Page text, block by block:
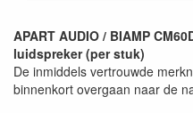
APART AUDIO / BIAMP
luidspreker (per stuk)
De inmiddels vertrouwde
binnenkort overgaan naar de